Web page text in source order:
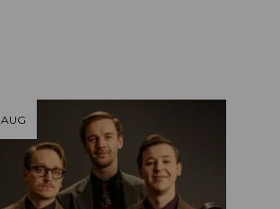
AUG